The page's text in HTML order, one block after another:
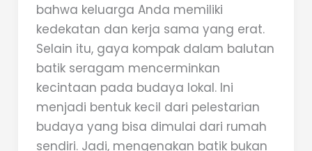
bahwa keluarga Anda memiliki
kedekatan dan kerja sama yang erat.
Selain itu, gaya kompak dalam balutan
batik seragam mencerminkan
kecintaan pada budaya lokal. Ini
menjadi bentuk kecil dari pelestarian
budaya yang bisa dimulai dari rumah
sendiri. Jadi, mengenakan batik bukan